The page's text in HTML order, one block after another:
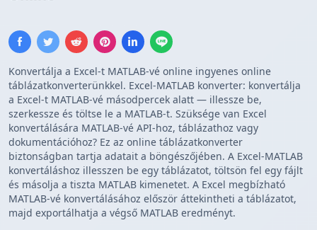
Konvertálja a Excel-t MATLAB-vé online ingyenes online
táblázatkonverterünkkel. Excel-MATLAB konverter: konvertálja
a Excel-t MATLAB-vé másodpercek alatt — illessze be,
szerkessze és töltse le a MATLAB-t. Szüksége van Excel
konvertálására MATLAB-vé API-hoz, táblázathoz vagy
dokumentációhoz? Ez az online táblázatkonverter
biztonságban tartja adatait a böngészőjében. A Excel-MATLAB
konvertáláshoz illesszen be egy táblázatot, töltsön fel egy fájlt
és másolja a tiszta MATLAB kimenetet. A Excel megbízható
MATLAB-vé konvertálásához először áttekintheti a táblázatot,
majd exportálhatja a végső MATLAB eredményt.